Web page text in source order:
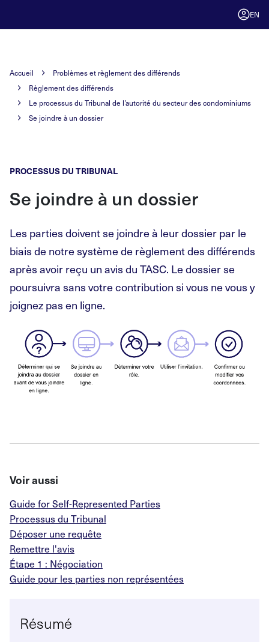
EN
Accueil
Problèmes et règlement des différends
Règlement des différends
Le processus du Tribunal de l’autorité du secteur des condominiums
Se joindre à un dossier
PROCESSUS DU TRIBUNAL
Se joindre à un dossier
Les parties doivent se joindre à leur dossier par le
biais de notre système de règlement des différends
après avoir reçu un avis du TASC. Le dossier se
poursuivra sans votre contribution si vous ne vous y
joignez pas en ligne.
Voir aussi
Guide for Self-Represented Parties
Processus du Tribunal
Déposer une requête
Remettre l'avis
Étape 1 : Négociation
Guide pour les parties non représentées
Résumé